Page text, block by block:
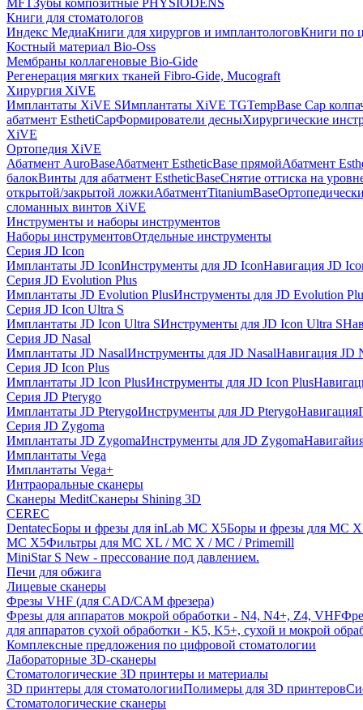
MFTЗубы композитные PHYSIODENS
Книги для стоматологов
Индекс МедиаКниги для хирургов и имплантологовКниги по
Костный материал Bio-Oss
Мембраны коллагеновые Bio-Gide
Регенерация мягких тканей Fibro-Gide, Mucograft
Хирургия XiVE
Имплантаты XiVE SИмплантаты XiVE TGTempBase Cap
абатмент EsthetiCapФормирователи десныХирургические
XiVE
Ортопедия XiVE
Абатмент AuroBaseАбатмент EstheticBase прямойАбатмент
балокВинты для абатмент EstheticBaseСнятие оттиска на
открытой/закрытой ложкиАбатментTitaniumBase
сломанных винтов XiVE
Инструменты и наборы инструментов
Наборы инструментовОтдельные инструменты
Серия JD Icon
Имплантаты JD IconИнструменты для JD IconНавигация JD
Серия JD Evolution Plus
Имплантаты JD Evolution PlusИнструменты для JD Evolution
Серия JD Icon Ultra S
Имплантаты JD Icon Ultra SИнструменты для JD Icon Ultra S
Серия JD Nasal
Имплантаты JD NasalИнструменты для JD NasalНавигация JD
Серия JD Icon Plus
Имплантаты JD Icon PlusИнструменты для JD Icon Plus
Серия JD Pterygo
Имплантаты JD PterygoИнструменты для JD PterygoНавигация
Серия JD Zygoma
Имплантаты JD ZygomaИнструменты для JD Zygoma
Имплантаты Vega
Имплантаты Vega+
Интраоральные сканеры
Сканеры MeditСканеры Shining 3D
CEREC
DentatecБоры и фрезы для inLab MC X5Боры и фрезы для MC
MC X5Фильтры для MC XL / MC X / MC / Primemill
MiniStar S New - прессование под давлением.
Печи для обжига
Лицевые сканеры
Фрезы VHF (для CAD/CAM фрезера)
Фрезы для аппаратов мокрой обработки - N4, N4+, Z4, VHF
для аппаратов сухой обработки - K5, K5+, сухой и мокрой
Комплексные предложения по цифровой стоматологии
Лабораторные 3D-сканеры
Стоматологические 3D принтеры и материалы
3D принтеры для стоматологииПолимеры для 3D принтеров
Стоматологические сканеры